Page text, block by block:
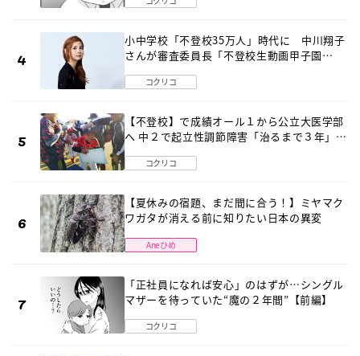
小中学校「不登校35万人」時代に 中川翔子
さんが審査委員長「不登校生動画甲子園
コクリコ
【不登校】で成績オール１から公立大医学部
へ 中２で起立性調節障害「治るまで３年」の
コクリコ
【夏休みの宿題、まだ間に合う！】ミヤマク
ワガタが消える前に知りたい日本の異変
Aneひめ
「正社員になれば安心」のはずが…シングル
マザーを待っていた“魔の２年間”【前編】
コクリコ